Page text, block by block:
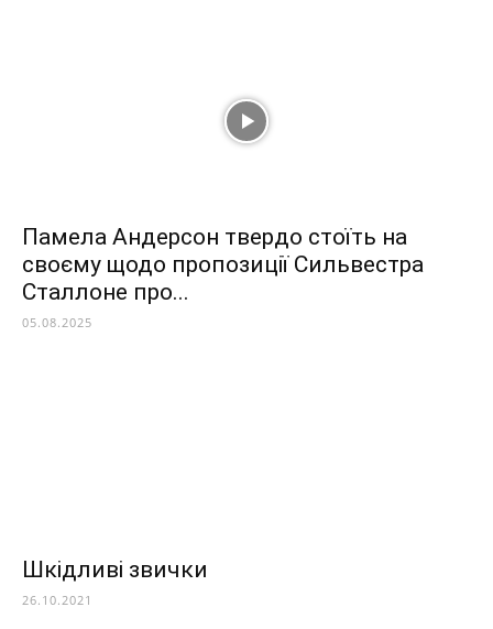
Памела Андерсон твердо стоїть на
своєму щодо пропозиції Сильвестра
Сталлоне про...
05.08.2025
Шкідливі звички
26.10.2021